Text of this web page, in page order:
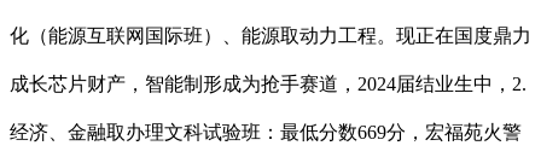
化（能源互联网国际班）、能源取动力工程。现正在国度鼎力
成长芯片财产，智能制形成为抢手赛道，2024届结业生中，2.
经济、金融取办理文科试验班：最低分数669分，宏福苑火警